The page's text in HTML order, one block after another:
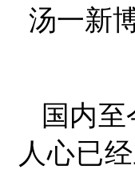
汤一新
国内至
人心已